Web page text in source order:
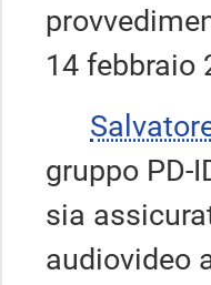
14 febbraio
gruppo PD-
sia
audiovideo